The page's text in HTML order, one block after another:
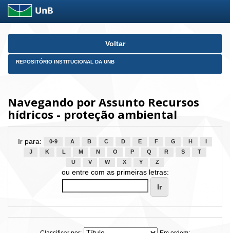
Skip
Voltar
REPOSITÓRIO INSTITUCIONAL DA UNB
Navegando por Assunto Recursos
hídricos - proteção ambiental
Ir para: 0-9 A B C D E F G H
J
K L M N O P Q R S
T
U
V W X Y Z
ou entre com as primeiras letras: